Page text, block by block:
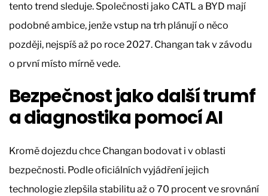
tento trend sleduje. Společnosti jako CATL a BYD mají
podobné ambice, jenže vstup na trh plánují o něco
později, nejspíš až po roce 2027. Changan tak v závodu
o první místo mírně vede.
Bezpečnost jako další trumf
a diagnostika pomocí AI
Kromě dojezdu chce Changan bodovat i v oblasti
bezpečnosti. Podle oficiálních vyjádření jejich
technologie zlepšila stabilitu až o 70 procent ve srovnání